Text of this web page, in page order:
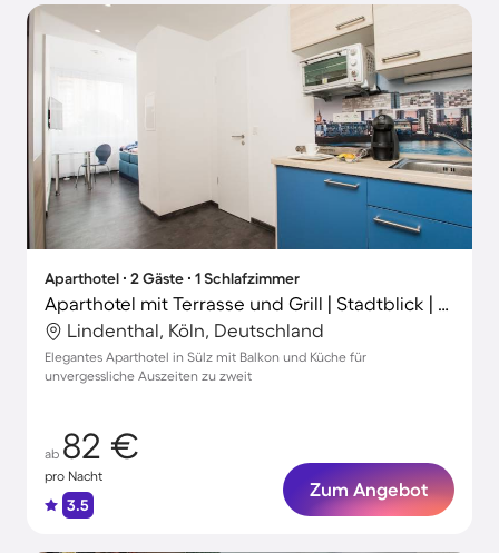
Aparthotel ∙ 2 Gäste ∙ 1 Schlafzimmer
Aparthotel mit Terrasse und Grill | Stadtblick | Perfekt für die Arbeit von Zuhause
Lindenthal, Köln, Deutschland
Elegantes Aparthotel in Sülz mit Balkon und Küche für
unvergessliche Auszeiten zu zweit
ab 82 €
pro Nacht
3.5
Zum Angebot